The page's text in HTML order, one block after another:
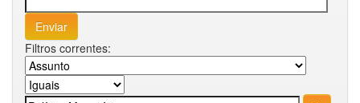
Filtros correntes: